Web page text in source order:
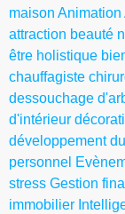
maison Animation
attraction beauté
être holistique
chauffagiste
dessouchage
d'intérieur
développement
personnel
stress Gestion
immobilier